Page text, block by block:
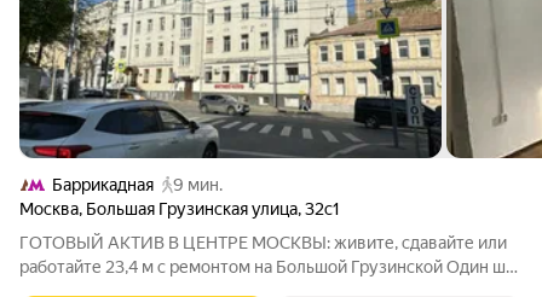
Баррикадная
9 мин.
Москва, Большая Грузинская улица,32с1
ГОТОВЫЙ АКТИВ В ЦЕНТРЕ МОСКВЫ: живите, сдавайте или
работайте 23,4 м с ремонтом на Большой Грузинской Один шаг